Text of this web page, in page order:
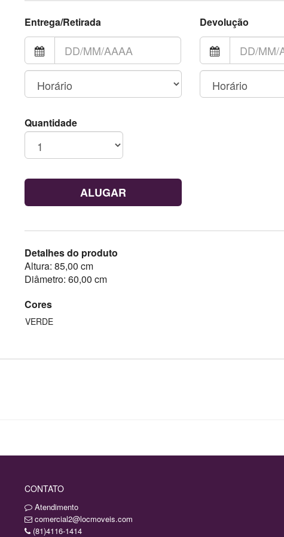
Entrega/Retirada Devolução
Quantidade
ALUGAR
Detalhes do produto
Altura: 85,00 cm
Diâmetro: 60,00 cm
Cores
VERDE
CONTATO
Atendimento
comercial2@locmoveis.com
(81)4116-1414